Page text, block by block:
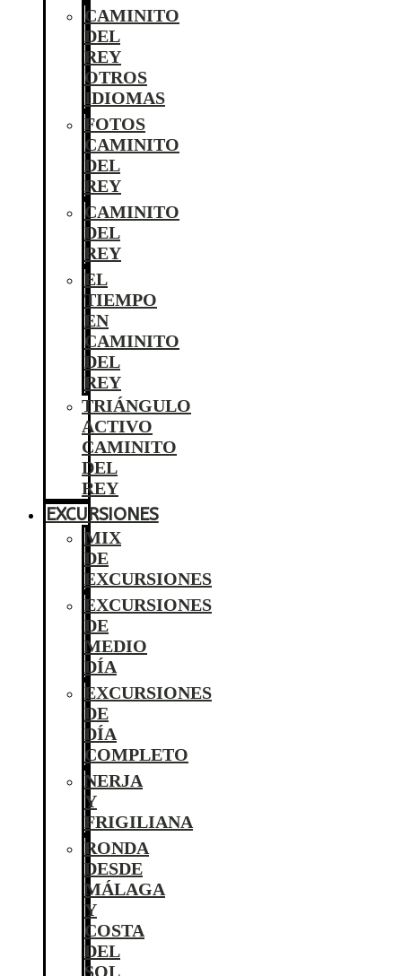
CAMINITO
DEL
REY
OTROS
IDIOMAS
FOTOS
CAMINITO
DEL
REY
CAMINITO
DEL
REY
EL
TIEMPO
EN
CAMINITO
DEL
REY
TRIÁNGULO
ACTIVO
CAMINITO
DEL
REY
EXCURSIONES
MIX
DE
EXCURSIONES
EXCURSIONES
DE
MEDIO
DÍA
EXCURSIONES
DE
DÍA
COMPLETO
NERJA
Y
FRIGILIANA
RONDA
DESDE
MÁLAGA
Y
COSTA
DEL
SOL